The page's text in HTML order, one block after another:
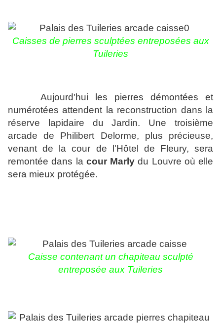
Caisses de pierres sculptées entreposées aux
Tuileries
Aujourd'hui les pierres démontées et
numérotées attendent la reconstruction dans la
réserve lapidaire du Jardin. Une troisième
arcade de Philibert Delorme, plus précieuse,
venant de la cour de l'Hôtel de Fleury, sera
remontée dans la cour Marly du Louvre où elle
sera mieux protégée.
Caisse contenant un chapiteau sculpté
entreposée aux Tuileries